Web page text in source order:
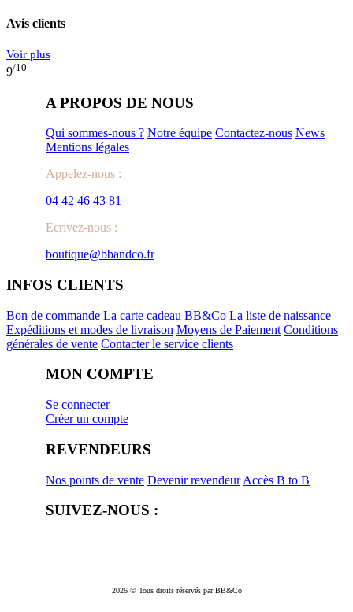
Avis clients
Voir plus
9/10
A PROPOS DE NOUS
Qui sommes-nous ? Notre équipe Contactez-nous News
Mentions légales
Appelez-nous :
04 42 46 43 81
Ecrivez-nous :
boutique@bbandco.fr
INFOS CLIENTS
Bon de commande La carte cadeau BB&Co La liste de naissance
Expéditions et modes de livraison Moyens de Paiement Conditions
générales de vente Contacter le service clients
MON COMPTE
Se connecter
Créer un compte
REVENDEURS
Nos points de vente Devenir revendeur Accès B to B
SUIVEZ-NOUS :
2026 © Tous droits réservés par BB&Co